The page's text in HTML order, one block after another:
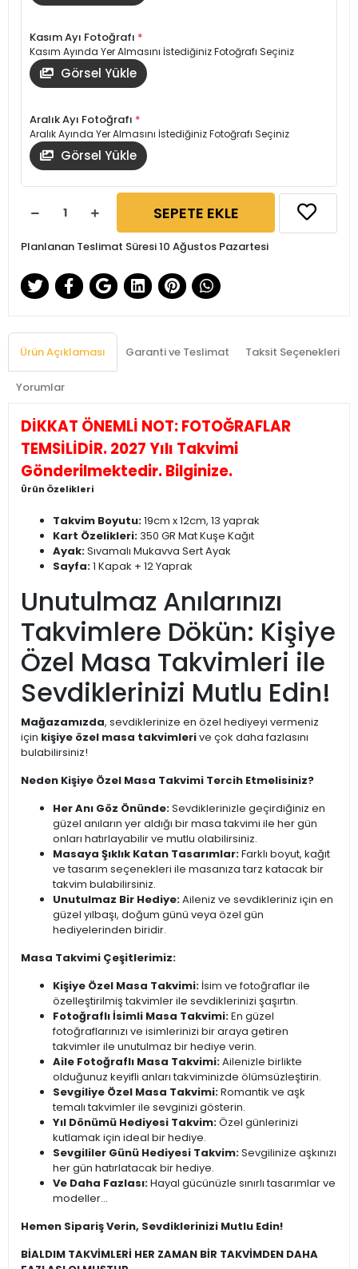
Kasım Ayı Fotoğrafı *
Kasım Ayında Yer Almasını İstediğiniz Fotoğrafı Seçiniz
Görsel Yükle
Aralık Ayı Fotoğrafı *
Aralık Ayında Yer Almasını İstediğiniz Fotoğrafı Seçiniz
Görsel Yükle
SEPETE EKLE
Planlanan Teslimat Süresi 10 Ağustos Pazartesi
Ürün Açıklaması Garanti ve Teslimat Taksit Seçenekleri
Yorumlar
DİKKAT ÖNEMLİ NOT: FOTOĞRAFLAR
TEMSİLİDİR. 2027 Yılı Takvimi
Gönderilmektedir. Bilginize.
Ürün Özelikleri
Takvim Boyutu:19cm x 12cm, 13 yaprak
Kart Özelikleri:350 GR Mat Kuşe Kağıt
Ayak:Sıvamalı Mukavva Sert Ayak
Sayfa:1 Kapak + 12 Yaprak
Unutulmaz Anılarınızı
Takvimlere Dökün: Kişiye
Özel Masa Takvimleri ile
Sevdiklerinizi Mutlu Edin!
Mağazamızda, sevdiklerinize en özel hediyeyi vermeniz
için kişiye özel masa takvimlerive çok daha fazlasını
bulabilirsiniz!
Neden Kişiye Özel Masa Takvimi Tercih Etmelisiniz?
Her Anı Göz Önünde:Sevdiklerinizle geçirdiğiniz en
güzel anıların yer aldığı bir masa takvimi ile her gün
onları hatırlayabilir ve mutlu olabilirsiniz.
Masaya Şıklık Katan Tasarımlar:Farklı boyut, kağıt
ve tasarım seçenekleri ile masanıza tarz katacak bir
takvim bulabilirsiniz.
Unutulmaz Bir Hediye:Aileniz ve sevdikleriniz için en
güzel yılbaşı, doğum günü veya özel gün
hediyelerinden biridir.
Masa Takvimi Çeşitlerimiz:
Kişiye Özel Masa Takvimi: İsim ve fotoğraflar ile
özelleştirilmiş takvimler ile sevdiklerinizi şaşırtın.
Fotoğraflı İsimli Masa Takvimi:En güzel
fotoğraflarınızı ve isimlerinizi bir araya getiren
takvimler ile unutulmaz bir hediye verin.
Aile Fotoğraflı Masa Takvimi:Ailenizle birlikte
olduğunuz keyifli anları takviminizde ölümsüzleştirin.
Sevgiliye Özel Masa Takvimi:Romantik ve aşk
temalı takvimler ile sevginizi gösterin.
Yıl Dönümü Hediyesi Takvim:Özel günlerinizi
kutlamak için ideal bir hediye.
Sevgililer Günü Hediyesi Takvim:Sevgilinize aşkınızı
her gün hatırlatacak bir hediye.
Ve Daha Fazlası:Hayal gücünüzle sınırlı tasarımlar ve
modeller...
Hemen Sipariş Verin, Sevdiklerinizi Mutlu Edin!
BİALDIM TAKVİMLERİ HER ZAMAN BİR TAKVİMDEN DAHA